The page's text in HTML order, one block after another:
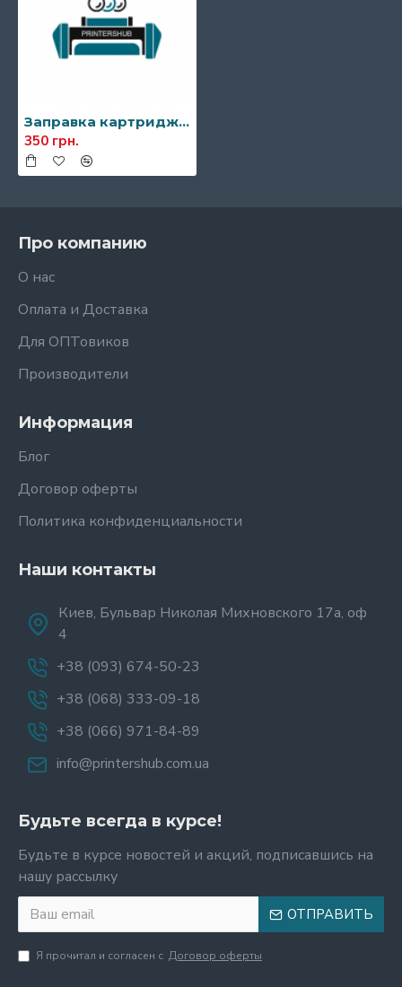
Заправка картриджа Canon C-EXV-7
350 грн.
Про компанию
О нас
Оплата и Доставка
Для ОПТовиков
Производители
Информация
Блог
Договор оферты
Политика конфиденциальности
Наши контакты
Киев, Бульвар Николая Михновского 17а, оф
4
+38 (093) 674-50-23
+38 (068) 333-09-18
+38 (066) 971-84-89
info@printershub.com.ua
Будьте всегда в курсе!
Будьте в курсе новостей и акций, подписавшись на
нашу рассылку
ОТПРАВИТЬ
Я прочитал и согласен с Договор оферты